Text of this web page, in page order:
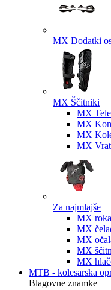
MX Dodatki
MX Ščitniki
MX
MX
MX
MX
Za najmlajše
MX
MX
MX
MX
MX
MTB - kolesarska
Blagovne znamke